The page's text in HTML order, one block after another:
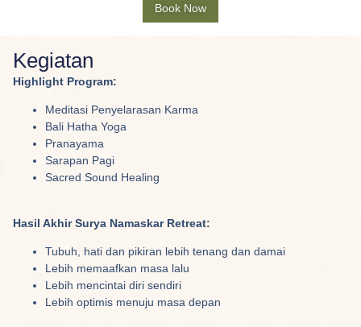
Book Now
Kegiatan
Highlight Program:
Meditasi Penyelarasan Karma
Bali Hatha Yoga
Pranayama
Sarapan Pagi
Sacred Sound Healing
Hasil Akhir Surya Namaskar Retreat:
Tubuh, hati dan pikiran lebih tenang dan damai
Lebih memaafkan masa lalu
Lebih mencintai diri sendiri
Lebih optimis menuju masa depan